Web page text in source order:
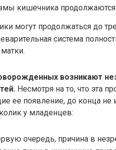
кишечника продолжаются
могут продолжаться до
система
возникают
Несмотря на то, что эта
ее появление, до конца не
у младенцев:
очередь, причина в